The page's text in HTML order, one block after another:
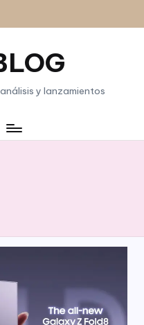
y lanzamientos